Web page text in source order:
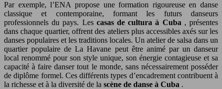
Par exemple, l’ENA propose une formation rigoureuse en danse
classique et contemporaine, formant les futurs danseurs
professionnels du pays. Les casas de cultura à Cuba , présentes
dans chaque quartier, offrent des ateliers plus accessibles axés sur les
danses populaires et les traditions locales. Un atelier de salsa dans un
quartier populaire de La Havane peut être animé par un danseur
local renommé pour son style unique, son énergie contagieuse et sa
capacité à faire danser tout le monde, sans nécessairement posséder
de diplôme formel. Ces différents types d’encadrement contribuent à
la richesse et à la diversité de la scène de danse à Cuba .